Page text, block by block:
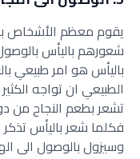
يقوم معظم الأشخاص
شعورهم باليأس
باليأس هو امر طبيعي
الطبيعي ان تواجه
تشعر بطعم النجاح من
فكلما شعر باليأس
وسيزول بالوصول الى